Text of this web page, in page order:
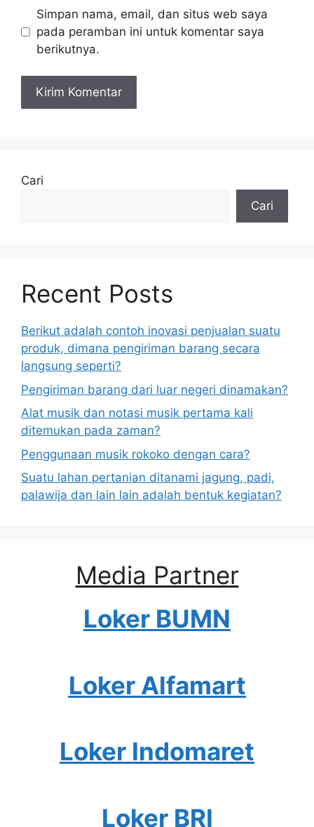
Simpan nama, email, dan situs web saya
pada peramban ini untuk komentar saya
berikutnya.
Cari
Cari
Recent Posts
Berikut adalah contoh inovasi penjualan suatu
produk, dimana pengiriman barang secara
langsung seperti?
Pengiriman barang dari luar negeri dinamakan?
Alat musik dan notasi musik pertama kali
ditemukan pada zaman?
Penggunaan musik rokoko dengan cara?
Suatu lahan pertanian ditanami jagung, padi,
palawija dan lain lain adalah bentuk kegiatan?
Media Partner
Loker BUMN
Loker Alfamart
Loker Indomaret
Loker BRI